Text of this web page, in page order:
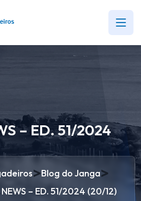
– ED. 51/2024
>Blog do Janga>
– ED. 51/2024 (20/12)